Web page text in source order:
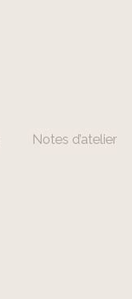
Notes d’atelier